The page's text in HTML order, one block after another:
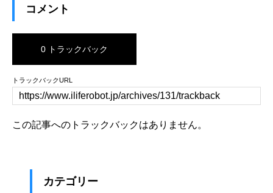
コメント
0 トラックバック
トラックバックURL
この記事へのトラックバックはありません。
カテゴリー